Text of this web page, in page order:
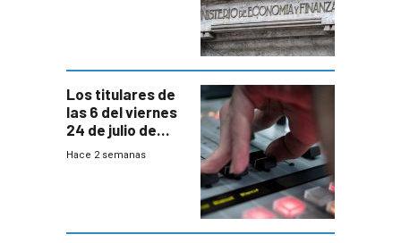
Los titulares de
las 6 del viernes
24 de julio de
2026
Hace 2 semanas